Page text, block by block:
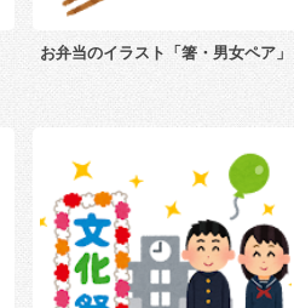
お弁当のイラスト「箸・男女ペア」